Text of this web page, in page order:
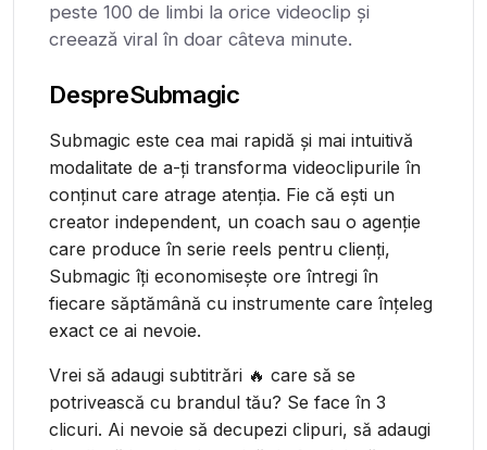
peste 100 de limbi la orice videoclip și
creează viral în doar câteva minute.
DespreSubmagic
Submagic este cea mai rapidă și mai intuitivă
modalitate de a-ți transforma videoclipurile în
conținut care atrage atenția. Fie că ești un
creator independent, un coach sau o agenție
care produce în serie reels pentru clienți,
Submagic îți economisește ore întregi în
fiecare săptămână cu instrumente care înțeleg
exact ce ai nevoie.
Vrei să adaugi subtitrări 🔥 care să se
potrivească cu brandul tău? Se face în 3
clicuri. Ai nevoie să decupezi clipuri, să adaugi